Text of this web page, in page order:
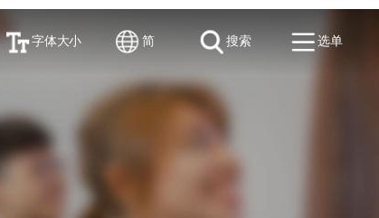
字体大小 简 搜索 选单